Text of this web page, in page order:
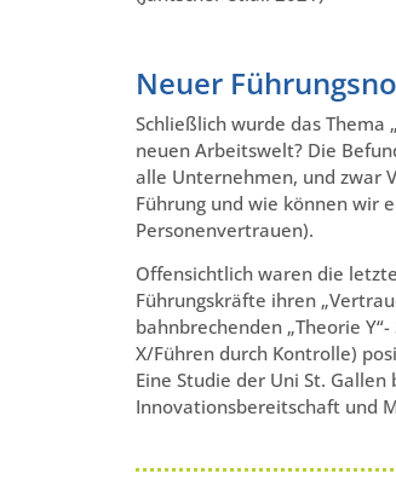
Neuer
Schließlich wurde das
neuen Arbeitswelt? Die
alle Unternehmen, und zwar
Führung und wie können wir
Personenvertrauen).
Offensichtlich waren die
Führungskräfte ihren
bahnbrechenden „Theorie
X/Führen durch Kontrolle)
Eine Studie der Uni St.
Innovationsbereitschaft und